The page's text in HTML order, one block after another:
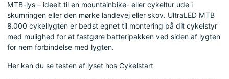
MTB-lys – ideelt til en mountainbike- eller cykeltur ude i
skumringen eller den mørke landevej eller skov. UltraLED MTB
8.000 cykellygten er bedst egnet til montering på dit cykelstyr
med mulighed for at fastgøre batteripakken ved siden af lygten
for nem forbindelse med lygten.
Her kan du se testen af lyset hos Cykelstart